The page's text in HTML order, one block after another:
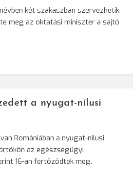
két szakaszban szervezhetik
meg az oktatási miniszter a sajtó
a nyugat-nílusi
Romániában a nyugat-nílusi
az egészségügyi
16-an fertőződtek meg.